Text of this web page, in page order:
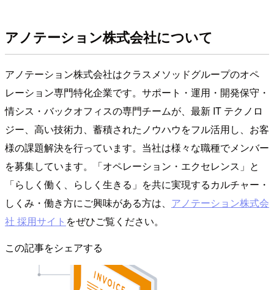
アノテーション株式会社について
アノテーション株式会社はクラスメソッドグループのオペ
レーション専門特化企業です。サポート・運用・開発保守・
情シス・バックオフィスの専門チームが、最新 IT テクノロ
ジー、高い技術力、蓄積されたノウハウをフル活用し、お客
様の課題解決を行っています。当社は様々な職種でメンバー
を募集しています。「オペレーション・エクセレンス」と
「らしく働く、らしく生きる」を共に実現するカルチャー・
しくみ・働き方にご興味がある方は、 アノテーション株式会
社 採用サイト をぜひご覧ください。
この記事をシェアする